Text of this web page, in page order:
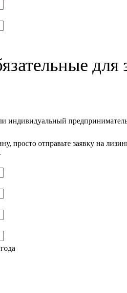
для
индивидуальный
просто отправьте заявку на